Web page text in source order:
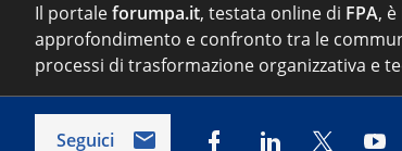
Il portaleforumpa.it, testata online di FPA,
approfondimento e confronto tra le
processi di trasformazione organizzativa e
Seguici